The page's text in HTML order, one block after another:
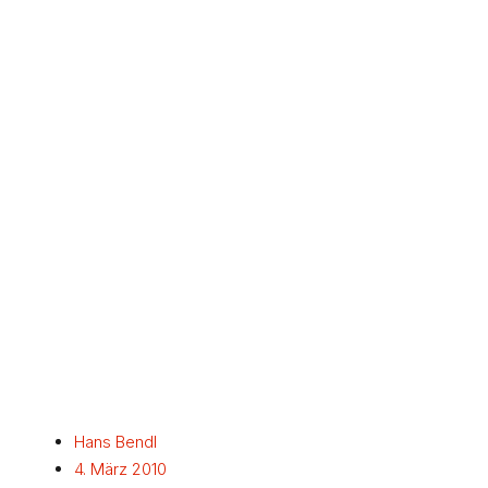
Hans Bendl
4. März 2010